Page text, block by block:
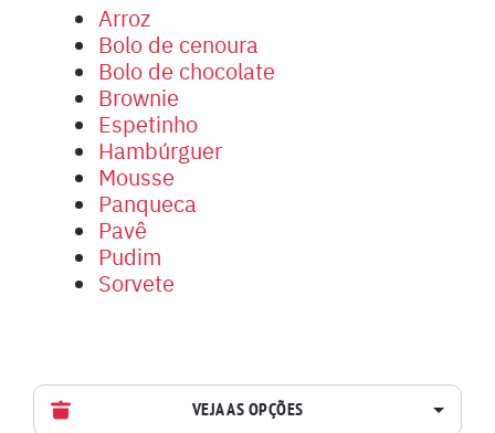
Arroz
Bolo de cenoura
Bolo de chocolate
Brownie
Espetinho
Hambúrguer
Mousse
Panqueca
Pavê
Pudim
Sorvete
VEJA AS OPÇÕES